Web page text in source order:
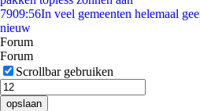
7909:56In veel gemeenten helemaal
nieuw
Forum
Forum
Scrollbar gebruiken
opslaan